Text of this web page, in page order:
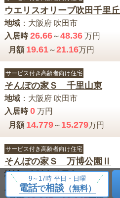
ウエリスオリーブ吹田千里丘
地域： 大阪府 吹田市
入居時 26.66～48.36万円
月額 19.61～21.16万円
サービス付き高齢者向け住宅
そんぽの家Ｓ 千里山東
地域： 大阪府 吹田市
入居時 0万円
月額 14.779～ 15.279万円
サービス付き高齢者向け住宅
そんぽの家Ｓ 万博公園Ⅱ
地域：大阪府 吹田市
入居時 0万円
9～17時 平日・日曜
電話で相談（無料）